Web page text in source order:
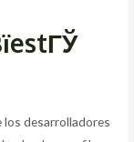
los desarrolladores